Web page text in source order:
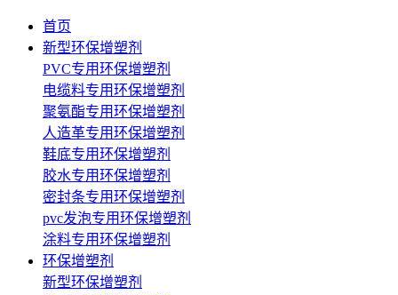
首页
新型环保增塑剂
PVC专用环保增塑剂
电缆料专用环保增塑剂
聚氨酯专用环保增塑剂
人造革专用环保增塑剂
鞋底专用环保增塑剂
胶水专用环保增塑剂
密封条专用环保增塑剂
pvc发泡专用环保增塑剂
涂料专用环保增塑剂
环保增塑剂
新型环保增塑剂